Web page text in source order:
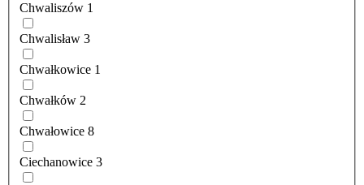
Chwaliszów 1
Chwalisław 3
Chwałkowice 1
Chwałków 2
Chwałowice 8
Ciechanowice 3